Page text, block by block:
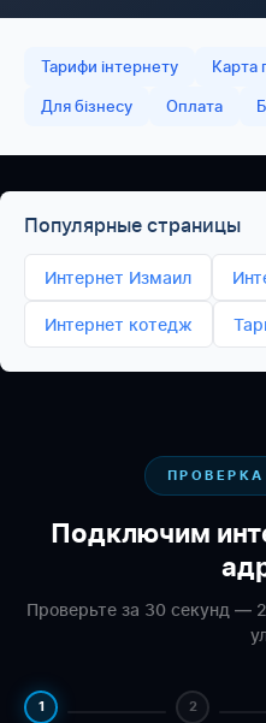
Тарифи інтернету Карта
Для бізнесу Оплата
Популярные страницы
Интернет Измаил
Интернет котедж
Подключим
Проверьте за 30 секунд —
1 2